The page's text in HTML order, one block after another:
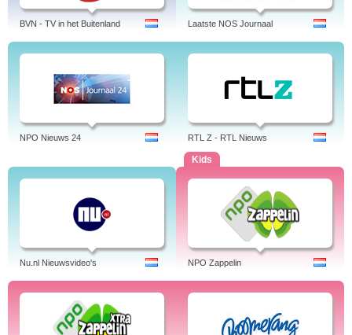
BVN - TV in het Buitenland Laatste NOS Journaal
NPO Nieuws 24 RTL Z - RTL Nieuws
Nu.nl Nieuwsvideo's
Kids
NPO Zappelin